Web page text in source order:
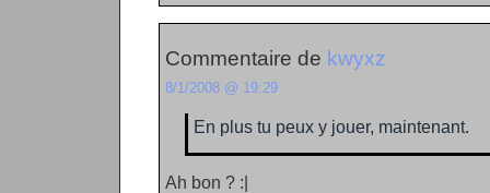
Commentaire de kwyxz
8/1/2008 @ 19:29
En plus tu peux y jouer, maintenant.
Ah bon ? :|